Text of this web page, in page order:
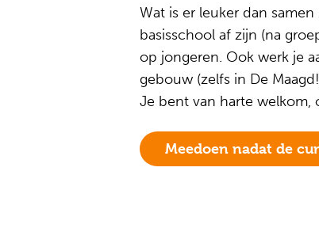
Wat is er leuker dan
basisschool af zijn (na
op jongeren. Ook werk je
gebouw (zelfs in De
Je bent van harte welkom,
Meedoen nadat de